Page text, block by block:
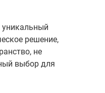
решение,
не
выбор для